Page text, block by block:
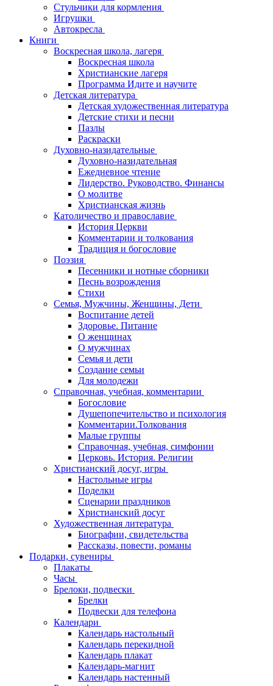
Стульчики для кормления
Игрушки
Автокресла
Книги
Воскресная школа, лагеря
Воскресная школа
Христианские лагеря
Программа Идите и научите
Детская литература
Детская художественная литература
Детские стихи и песни
Пазлы
Раскраски
Духовно-назидательные
Духовно-назидательная
Ежедневное чтение
Лидерство. Руководство. Финансы
О молитве
Христианская жизнь
Католичество и православие
История Церкви
Комментарии и толкования
Традиция и богословие
Поэзия
Песенники и нотные сборники
Песнь возрождения
Стихи
Семья, Мужчины, Женщины, Дети
Воспитание детей
Здоровье. Питание
О женщинах
О мужчинах
Семья и дети
Создание семьи
Для молодежи
Справочная, учебная, комментарии
Богословие
Душепопечительство и психология
Комментарии.Толкования
Малые группы
Справочная, учебная, симфонии
Церковь. История. Религии
Христианский досуг, игры
Настольные игры
Поделки
Сценарии праздников
Христианский досуг
Художественная литература
Биографии, свидетельства
Рассказы, повести, романы
Подарки, сувениры
Плакаты
Часы
Брелоки, подвески
Брелки
Подвески для телефона
Календари
Календарь настольный
Календарь перекидной
Календарь плакат
Календарь-магнит
Календарь настенный